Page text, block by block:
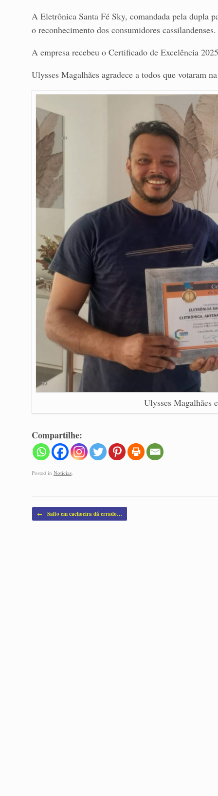
A Eletrônica Santa Fé Sky, comandada pela dupla
o reconhecimento dos consumidores cassilandenses.
A empresa recebeu o Certificado de Excelência
Ulysses Magalhães agradece a todos que votaram
Ulysses Magalhães
Compartilhe:
Posted in Noticias.
Post navigation
← Salto em cachoeira dá errado…